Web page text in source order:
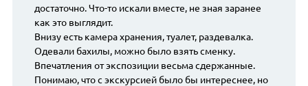
достаточно. Что-то искали вместе, не зная заранее
как это выглядит.
Внизу есть камера хранения, туалет, раздевалка.
Одевали бахилы, можно было взять сменку.
Впечатления от экспозиции весьма сдержанные.
Понимаю, что с экскурсией было бы интереснее, но